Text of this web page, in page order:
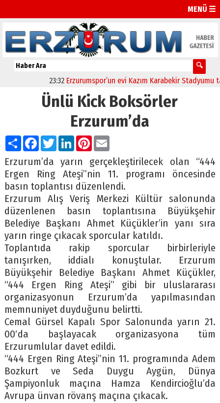
MENÜ ☰
23:32 Erzurumspor’un evi Kazım Karabekir Stadyumu
Ünlü Kick Boksörler
Erzurum’da
PaylaşFacebook
TwitterLinkedIn
Pinterest
Email
Erzurum’da yarın gerçekleştirilecek olan “444
Ergen Ring Ateşi”nin 11. programı öncesinde
basın toplantısı düzenlendi.
Erzurum Alış Veriş Merkezi Kültür salonunda
düzenlenen basın toplantısına Büyükşehir
Belediye Başkanı Ahmet Küçükler’in yanı sıra
yarın ringe çıkacak sporcular katıldı.
Toplantıda rakip sporcular birbirleriyle
tanışırken, iddialı konuştular. Erzurum
Büyükşehir Belediye Başkanı Ahmet Küçükler,
“444 Ergen Ring Ateşi” gibi bir uluslararası
organizasyonun Erzurum’da yapılmasından
memnuniyet duyduğunu belirtti.
Cemal Gürsel Kapalı Spor Salonunda yarın 21.
00′da başlayacak organizasyona tüm
Erzurumlular davet edildi.
“444 Ergen Ring Ateşi”nin 11. programında Adem
Bozkurt ve Seda Duygu Aygün, Dünya
Şampiyonluk maçına Hamza Kendircioğlu’da
Avrupa ünvan rövanş maçına çıkacak.